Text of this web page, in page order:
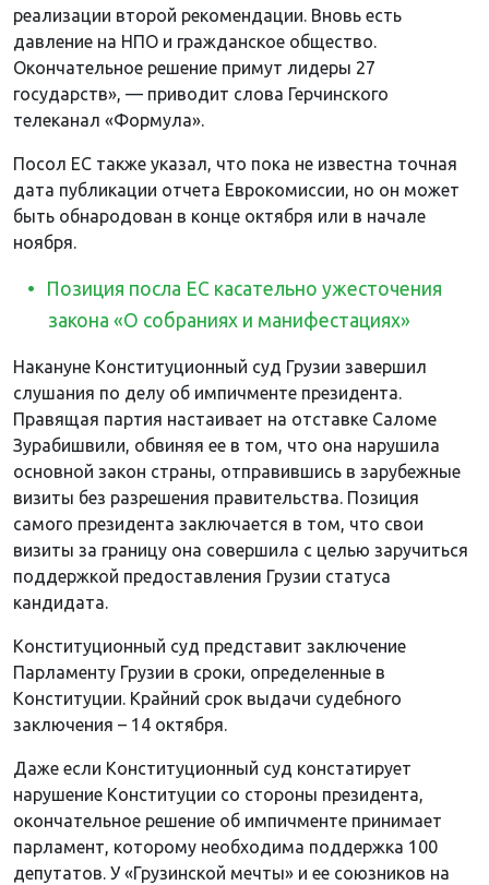
реализации второй рекомендации. Вновь есть
давление на НПО и гражданское общество.
Окончательное решение примут лидеры 27
государств», — приводит слова Герчинского
телеканал «Формула».
Посол ЕС также указал, что пока не известна точная
дата публикации отчета Еврокомиссии, но он может
быть обнародован в конце октября или в начале
ноября.
Позиция посла ЕС касательно ужесточения
закона «О собраниях и манифестациях»
Накануне Конституционный суд Грузии завершил
слушания по делу об импичменте президента.
Правящая партия настаивает на отставке Саломе
Зурабишвили, обвиняя ее в том, что она нарушила
основной закон страны, отправившись в зарубежные
визиты без разрешения правительства. Позиция
самого президента заключается в том, что свои
визиты за границу она совершила с целью заручиться
поддержкой предоставления Грузии статуса
кандидата.
Конституционный суд представит заключение
Парламенту Грузии в сроки, определенные в
Конституции. Крайний срок выдачи судебного
заключения – 14 октября.
Даже если Конституционный суд констатирует
нарушение Конституции со стороны президента,
окончательное решение об импичменте принимает
парламент, которому необходима поддержка 100
депутатов. У «Грузинской мечты» и ее союзников на